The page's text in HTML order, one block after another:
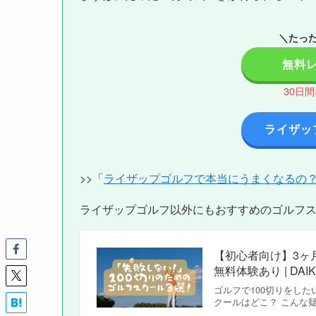
＼たっ
無料
30日
ライザ
>>「ライザップゴルフで本当にうまくなるの
ライザップゴルフ以外にもおすすめのゴルフ
【初心者向け】3
無料体験あり |
ゴルフで100切りをし
クールはどこ？ こんな